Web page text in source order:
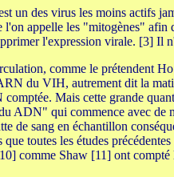
un des virus les moins actifs
l'on appelle les "mitogènes"
l'expression virale. [3]
comme le prétendent
du VIH, autrement dit la
Mais cette grande
ADN" qui commence avec de
de sang en échantillon
toutes les études
comme Shaw [11] ont